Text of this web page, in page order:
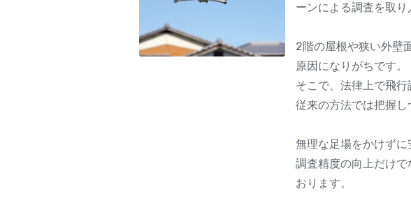
ーンによる調査を取り
2階の屋根や狭い外壁
原因になりがちです。
そこで、法律上で飛行
従来の方法では把握し
無理な足場をかけずに
調査精度の向上だけ
おります。